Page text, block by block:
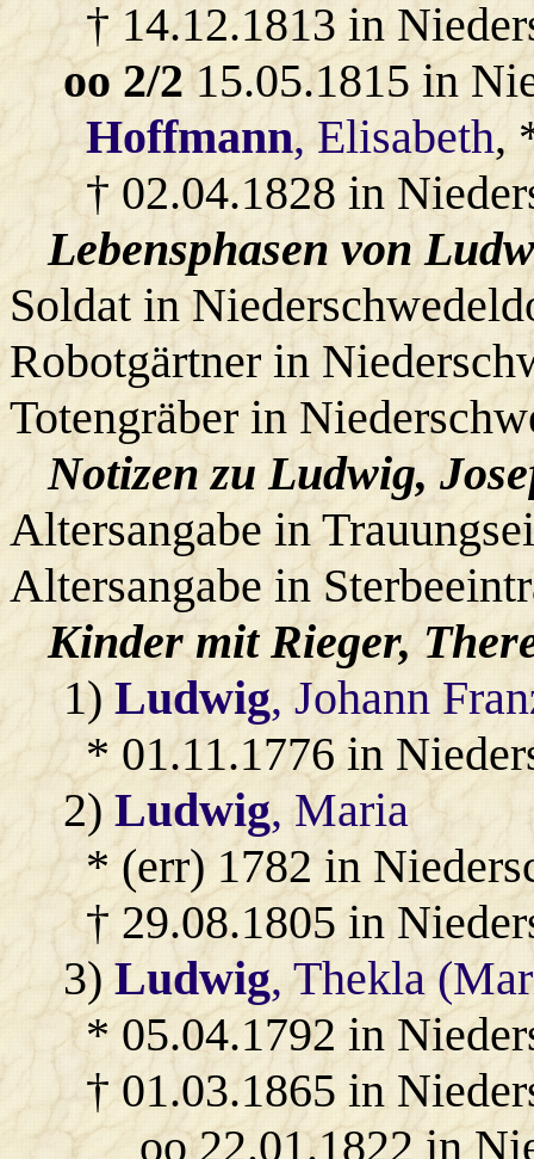
† 14.12.1813 in
oo 2/215.05.1815 in
Hoffmann, Elisabeth,
† 02.04.1828 in
Lebensphasen von
Soldat in
Robotgärtner in
Totengräber in
Notizen zu Ludwig,
Altersangabe in
Altersangabe in
Kinder mitRieger,
1)Ludwig, Johann
* 01.11.1776 in
2)Ludwig, Maria
* (err) 1782 in
† 29.08.1805 in
3)Ludwig, Thekla
* 05.04.1792 in
† 01.03.1865 in
oo 22.01.1822 in